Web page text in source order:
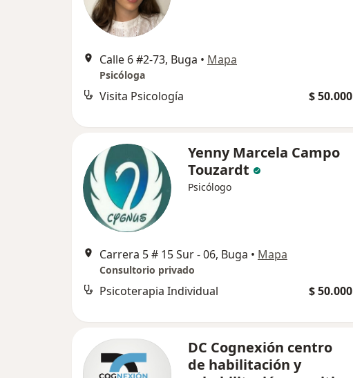
Calle 6 #2-73, Buga • Mapa
Psicóloga
Visita Psicología $ 50.000
Yenny Marcela Campo
Touzardt
Psicólogo
Carrera 5 # 15 Sur - 06, Buga • Mapa
Consultorio privado
Psicoterapia Individual $ 50.000
DC Cognexión centro
de habilitación y